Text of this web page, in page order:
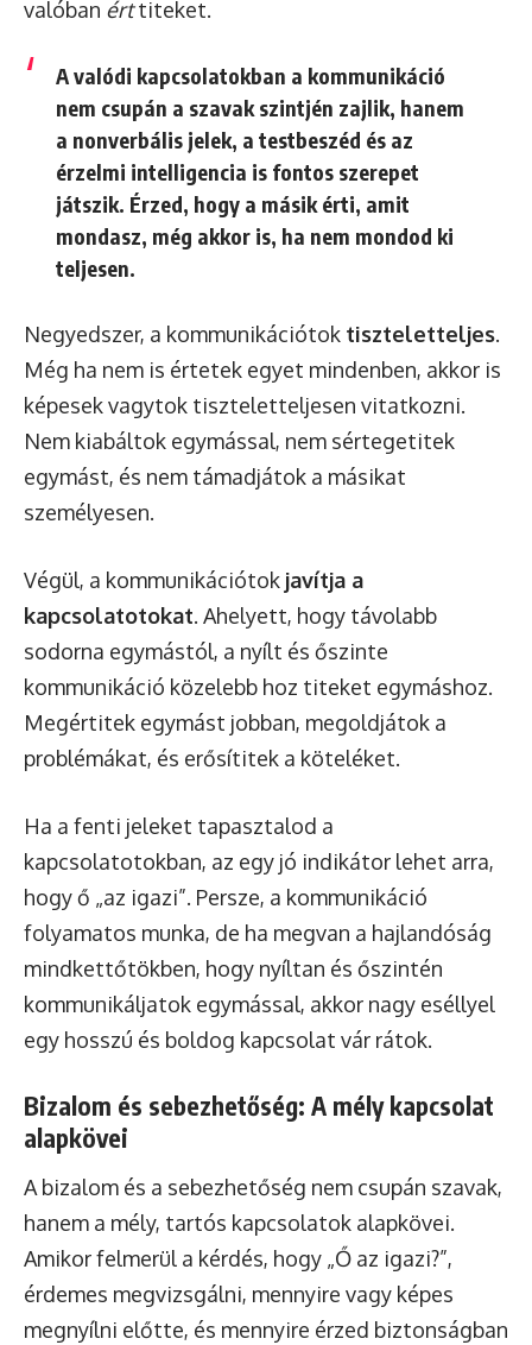
valóban érttiteket.
A valódi kapcsolatokban a kommunikáció
nem csupán a szavak szintjén zajlik, hanem
a nonverbális jelek, a testbeszéd és az
érzelmi intelligencia is fontos szerepet
játszik. Érzed, hogy a másik érti, amit
mondasz, még akkor is, ha nem mondod ki
teljesen.
Negyedszer, a kommunikációtok tiszteletteljes.
Még ha nem is értetek egyet mindenben, akkor is
képesek vagytok tiszteletteljesen vitatkozni.
Nem kiabáltok egymással, nem sértegetitek
egymást, és nem támadjátok a másikat
személyesen.
Végül, a kommunikációtok javítja a
kapcsolatotokat. Ahelyett, hogy távolabb
sodorna egymástól, a nyílt és őszinte
kommunikáció közelebb hoz titeket egymáshoz.
Megértitek egymást jobban, megoldjátok a
problémákat, és erősítitek a köteléket.
Ha a fenti jeleket tapasztalod a
kapcsolatotokban, az egy jó indikátor lehet arra,
hogy ő „az igazi”. Persze, a kommunikáció
folyamatos munka, de ha megvan a hajlandóság
mindkettőtökben, hogy nyíltan és őszintén
kommunikáljatok egymással, akkor nagy eséllyel
egy hosszú és boldog kapcsolat vár rátok.
Bizalom és sebezhetőség: A mély kapcsolat
alapkövei
A bizalom és a sebezhetőség nem csupán szavak,
hanem a mély, tartós kapcsolatok alapkövei.
Amikor felmerül a kérdés, hogy „Ő az igazi?”,
érdemes megvizsgálni, mennyire vagy képes
megnyílni előtte, és mennyire érzed biztonságban